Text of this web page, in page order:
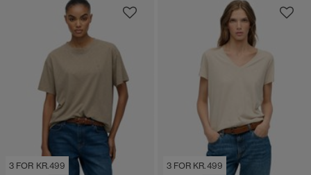
3 FOR KR.499 3 FOR KR.499